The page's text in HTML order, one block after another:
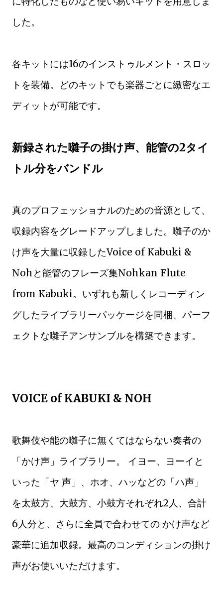
した。
各キットには16のインストゥルメント・スロッ
トを装備。どのキットでも楽器ごとに緻密なエ
ディットが可能です。
新録された囃子の掛け声、能管の2タイ
トル分をバンドル
真のプロフェッショナルのための音源として、
収録内容をグレードアップしました。囃子のか
け声を大量に収録したVoice of Kabuki &
Nohと能管のフレーズ集Nohkan Flute
from Kabuki。いずれも新しくレコーディン
グしたライブラリーパッケージを同梱、パーフ
ェクトな囃子アンサンブルを構築できます。
VOICE of KABUKI & NOH
歌舞伎や能の囃子に無くてはならない奏者の
「かけ声」ライブラリー。 イヨー、ヨーイと
いった「ヤ 声」、ホオ、ハッなどの「ハ声」
を太鼓方、大鼓方、小鼓方それぞれ2人、合計
6人分と、さらに全員で合わせての かけ声など
豪華に追加収録。最高のコンディションの掛け
声がお使いいただけます。